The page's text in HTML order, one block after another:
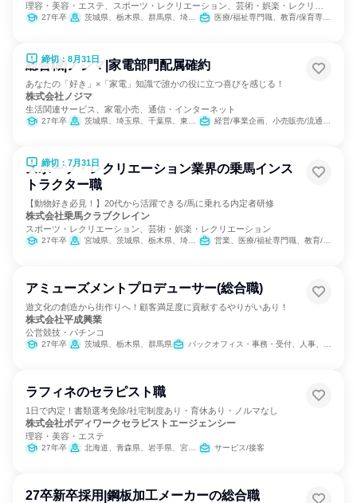
理容・美容・エステ、スポーツ・レクリエーション、芸術・娯楽・レクリエ
ーション
27年卒 茨城県、栃木県、群馬県、埼玉県、千葉県、東京都、神奈川県 医療/福祉専門職、教育/保育専門職
締切：8月31日
総合職|ノジマ|家電部門配属確約
あなたの「好き」×「家電」知識で誰かの役に立つ喜びを感じる！
株式会社ノジマ
生活関連サービス、家電小売、通信・インターネット
27年卒 茨城県、埼玉県、千葉県、東京都、神奈川県、新潟県、山梨県、長野県、静岡県 経営/事業企画、小売販売/流通、SCM/生産管理/購買/物流
締切：7月31日
スポーツ・レクリエーション業界の乗馬インス
トラクター職
【動物好き必見！】20代から活躍できる/馬に乗れる内定者研修
株式会社乗馬クラブクレイン
スポーツ・レクリエーション、芸術・娯楽・レクリエーション
27年卒 宮城県、茨城県、栃木県、埼玉県、千葉県、東京都、神奈川県、石川県、岐阜県、三重県、大阪府、兵庫県、奈良県、岡山県、広島県、山口県、福岡県、大分県 営業、医療/福祉専門職、教育/保育専門職、小売販売/流通、バックオフィス・事務・受付、総務
アミューズメントプロデューサー(総合職)
遊文化の創造から街作りへ！顧客満足度に貢献するやりがいあり！
株式会社平成興業
公営競技・パチンコ
27年卒 茨城県、栃木県、群馬県 バックオフィス・事務・受付、人事、営業、マーケティング・広告・宣伝
ラフィネのセラピスト職
1日で内定！書類選考免除/社宅制度あり・育休あり・ノルマなし
株式会社ボディワークセラピストエージェンシー
理容・美容・エステ
27年卒 北海道、青森県、岩手県、宮城県、秋田県、山形県、福島県、茨城県、栃木県、群馬県、埼玉県、千葉県、東京都、神奈川県、新潟県、富山県、石川県、福井県、山梨県、長野県、岐阜県、静岡県、愛知県、三重県、滋賀県、京都府、大阪府、兵庫県、奈良県、和歌山県、鳥取県、島根県、岡山県、広島県、山口県、徳島県、香川県、愛媛県、高知県、福岡県、佐賀県、長崎県、熊本県、大分県、宮崎県、鹿児島県、沖縄県 サービス/接客
27卒新卒採用|鋼板加工メーカーの総合職